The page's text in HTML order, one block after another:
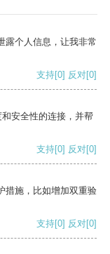
露个人信息，让我非常
支持[0] 反对[0]
安全性的连接，并帮
支持[0] 反对[0]
措施，比如增加双重验
支持[0] 反对[0]